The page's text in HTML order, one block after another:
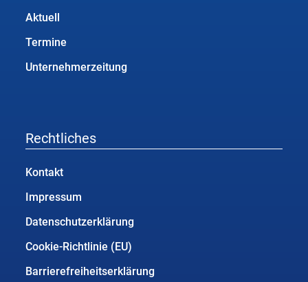
Aktuell
Termine
Unternehmerzeitung
Rechtliches
Kontakt
Impressum
Datenschutzerklärung
Cookie-Richtlinie (EU)
Barrierefreiheitserklärung